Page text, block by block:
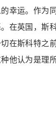
幸运。作为
在英国，斯
在斯科特之
他认为是理